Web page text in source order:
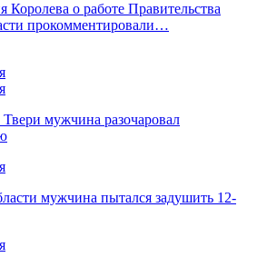
Королева о работе Правительства
прокомментировали…
мужчина разочаровал
мужчина пытался задушить 12-